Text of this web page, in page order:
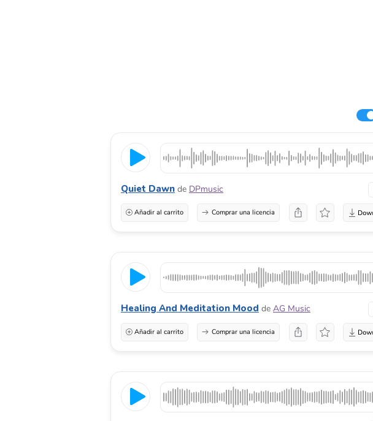
Quiet Dawn de DPmusic
Añadir al carrito Comprar una licencia
Healing And Meditation Mood de AG Music
Añadir al carrito Comprar una licencia